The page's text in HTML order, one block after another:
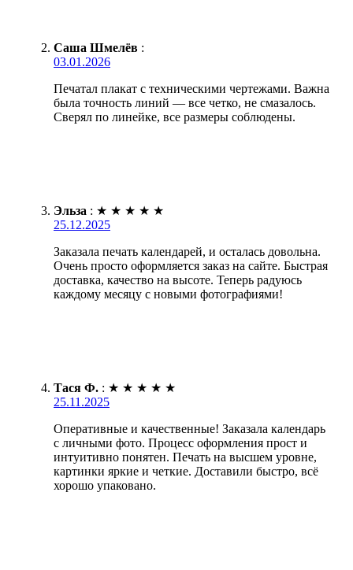
Саша Шмелёв :
03.01.2026
Печатал плакат с техническими чертежами. Важна
была точность линий — все четко, не смазалось.
Сверял по линейке, все размеры соблюдены.
Эльза : ★ ★ ★ ★ ★
25.12.2025
Заказала печать календарей, и осталась довольна.
Очень просто оформляется заказ на сайте. Быстрая
доставка, качество на высоте. Теперь радуюсь
каждому месяцу с новыми фотографиями!
Тася Ф. : ★ ★ ★ ★ ★
25.11.2025
Оперативные и качественные! Заказала календарь
с личными фото. Процесс оформления прост и
интуитивно понятен. Печать на высшем уровне,
картинки яркие и четкие. Доставили быстро, всё
хорошо упаковано.